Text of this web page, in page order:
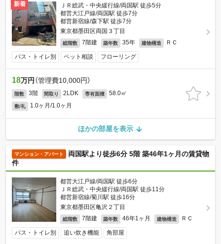
新着
ＪＲ総武・中央緩行線/両国駅 徒歩5分
都営大江戸線/両国駅 徒歩7分
都営新宿線/森下駅 徒歩7分
東京都墨田区両国３丁目
総階数 7階建 築年数 35年 建物構造 ＲＣ
バス・トイレ別 ペット相談 フローリング
18万円 （管理費10,000円）
階数 3階 間取り 2LDK 専有面積 58.0㎡
敷/礼 1.0ヶ月/1.0ヶ月
ほかの部屋を表示
マンション・アパート
両国駅より徒歩6分 5階 築46年1ヶ月の賃貸物
件
都営大江戸線/両国駅 徒歩6分
ＪＲ総武・中央緩行線/両国駅 徒歩11分
都営新宿線/菊川駅 徒歩16分
東京都墨田区亀沢２丁目
総階数 7階建 築年数 46年1ヶ月 建物構造 ＲＣ
バス・トイレ別 追い炊き機能 角部屋